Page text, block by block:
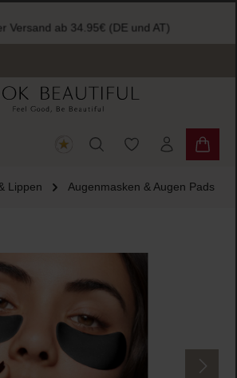
Versand ab 34.95€ (DE und AT)
Du hast 0
Lippen Augenmasken & Augen Pads